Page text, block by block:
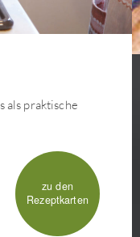
als praktische
zu den
Rezeptkarten